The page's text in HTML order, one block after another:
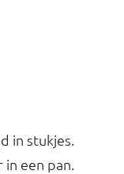
in stukjes.
een pan.